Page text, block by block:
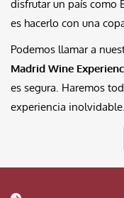
disfrutar un país como
es hacerlo con una
Podemos llamar a
Madrid Wine
es segura. Haremos
experiencia inolvidable.